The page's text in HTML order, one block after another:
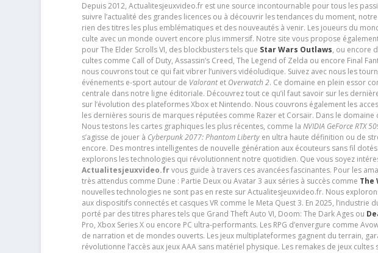
Depuis 2012, Actualitesjeuxvideo.fr est une source incontournable pour tous les
suivre l’actualité des grandes licences ou à découvrir les tendances du moment,
rien des titres les plus emblématiques et des nouveautés à venir. Les joueurs du
culte avec un monde ouvert encore plus immersif. Notre site vous propose
pour The Elder Scrolls VI, des blockbusters tels que Star Wars Outlaws, ou encore
cultes comme Call of Duty, Assassin’s Creed, The Legend of Zelda ou encore Final
nous couvrons tout ce qui fait vibrer l’univers vidéoludique. Suivez avec nous les
événements e-sport autour de Valorantet Overwatch 2. Ce domaine en plein essor
centrale dans notre ligne éditoriale. Découvrez tout ce qu’il faut savoir sur les
sur l’évolution des plateformes Xbox et Nintendo. Nous couvrons également les
les dernières souris de marques réputées comme Razer et Corsair. Dans le
Nous testons les cartes graphiques les plus récentes, comme la NVIDIA GeForce RTX
s’agisse de jouer à Cyberpunk 2077: Phantom Libertyen ultra haute définition ou de
encore. Des montres intelligentes de nouvelle génération aux écouteurs sans fil dotés
explorons les technologies qui révolutionnent notre quotidien. Que vous soyez
Actualitesjeuxvideo.frvous guide à travers ces avancées fascinantes. Pour les
très attendus comme Dune : Partie Deux ou Avatar 3 aux séries à succès comme The
nouvelles technologies ne sont pas en reste sur Actualitesjeuxvideo.fr. Nous
aux dispositifs connectés et casques VR comme le Meta Quest 3. En 2025,
porté par des titres phares tels que Grand Theft Auto VI, Doom: The Dark Ages ou
Pro, Xbox Series X ou encore PC ultra-performants. Les RPG d’envergure comme
de narration et de mondes ouverts. Les jeux multiplateformes gagnent du terrain,
révolutionne l’accès aux jeux AAA sans matériel physique. Les remakes de jeux